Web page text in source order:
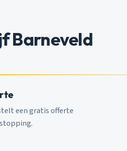
Barneveld
een gratis offerte